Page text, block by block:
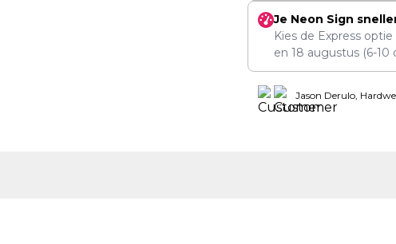
Je Neon Sign
Kies de Express
en 18 augustus(6-10
Jason Derulo,